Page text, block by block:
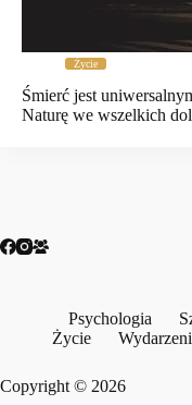
Życie
Śmierć jest
Naturę we wszelkich
Psychologia
Życie
Copyright © 2026